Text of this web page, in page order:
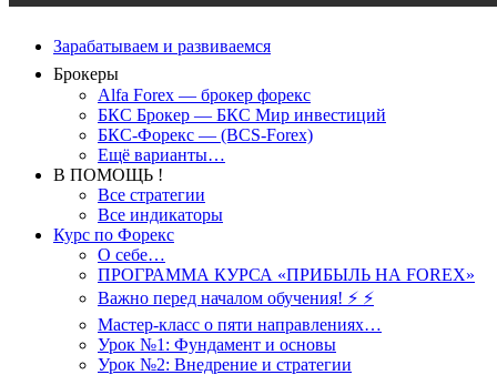
Зарабатываем и развиваемся
Брокеры
Alfa Forex — брокер форекс
БКС Брокер — БКС Мир инвестиций
БКС-Форекс — (BCS-Forex)
Ещё варианты…
В ПОМОЩЬ !
Все стратегии
Все индикаторы
Курс по Форекс
О себе…
ПРОГРАММА КУРСА «ПРИБЫЛЬ НА FOREX»
Важно перед началом обучения! ⚡ ⚡
Мастер-класс о пяти направлениях…
Урок №1: Фундамент и основы
Урок №2: Внедрение и стратегии